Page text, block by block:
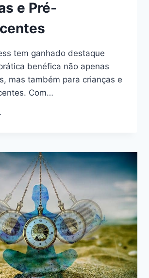
e Pré-
tem ganhado destaque
benéfica não apenas
mas também para crianças e
Com…